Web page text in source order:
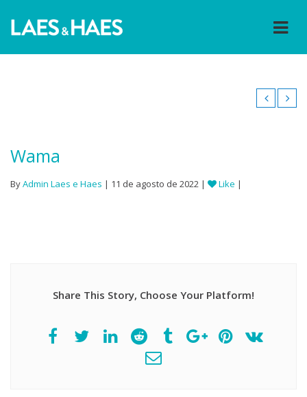
Wama
ByAdmin Laes e Haes | 11 de agosto de 2022 | Like |
Share This Story, Choose Your Platform!